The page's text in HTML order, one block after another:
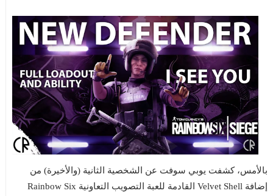
بالأمس، كشفت يوبي سوفت عن الشخصية الثانية (والأخيرة) من
إضافة Velvet Shell القادمة للعبة التصويب التعاونية Rainbow Six